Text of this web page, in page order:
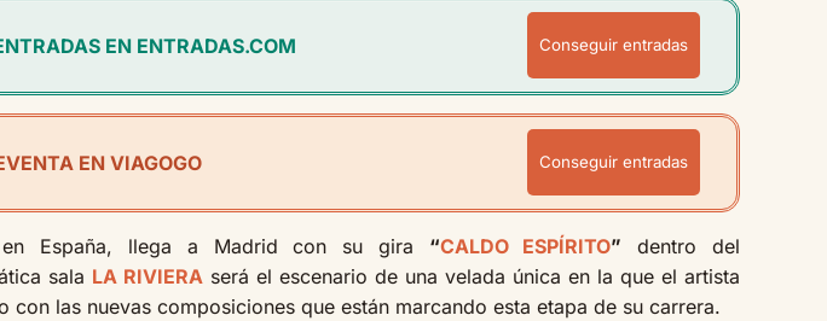
EN ENTRADAS.COM Conseguir entradas
EN VIAGOGO Conseguir entradas
España, llega a Madrid con su gira “CALDO ESPÍRITO” dentro del
sala LA RIVIERA será el escenario de una velada única en la que el artista
las nuevas composiciones que están marcando esta etapa de su carrera.